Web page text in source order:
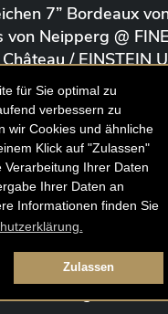
für Sie optimal zu
verbessern zu
wir Cookies und ähnliche
Klick auf "Zulassen"
Verarbeitung Ihrer Daten
Ihrer Daten an
Informationen finden Sie
Zulassen
7” Bordeaux
Neipperg @
/ EINSTEIN
| FINE CLUB Academy
7“ Riesling
Mosel aus 2020 @
Cologne (Köln)
J. Wegeler